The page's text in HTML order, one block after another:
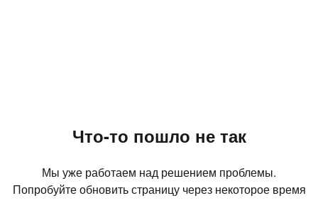
Что-то пошло не так
Мы уже работаем над решением проблемы.
Попробуйте обновить страницу через некоторое время